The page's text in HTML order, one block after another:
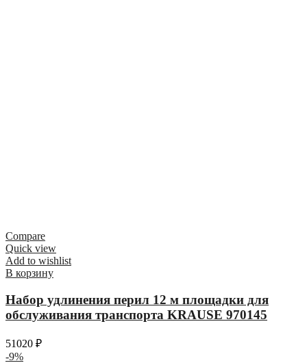
Compare
Quick view
Add to wishlist
В корзину
Набор удлинения перил 12 м площадки для
обслуживания транспорта KRAUSE 970145
51020 ₽
-9%